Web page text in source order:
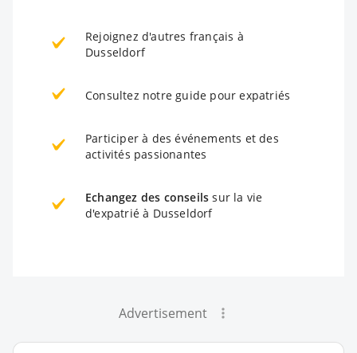
Rejoignez d'autres français à
Dusseldorf
Consultez notre guide pour expatriés
Participer à des événements et des
activités passionantes
Echangez des conseils sur la vie
d'expatrié à Dusseldorf
Advertisement